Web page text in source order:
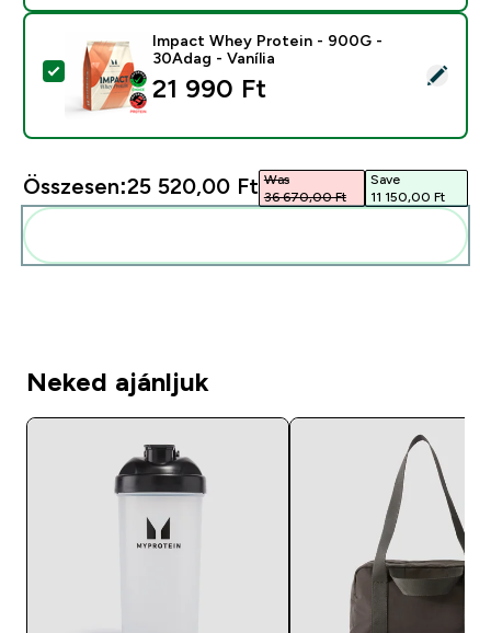
Termék kiválasztása - Impact Whey Protein - 900G -
Impact Whey Protein - 900G -
30Adag - Vanília
21 990 Ft‎
Összesen:25 520,00 Ft‎ Was
36 670,00 Ft‎
Save
11 150,00 Ft‎
Neked ajánljuk